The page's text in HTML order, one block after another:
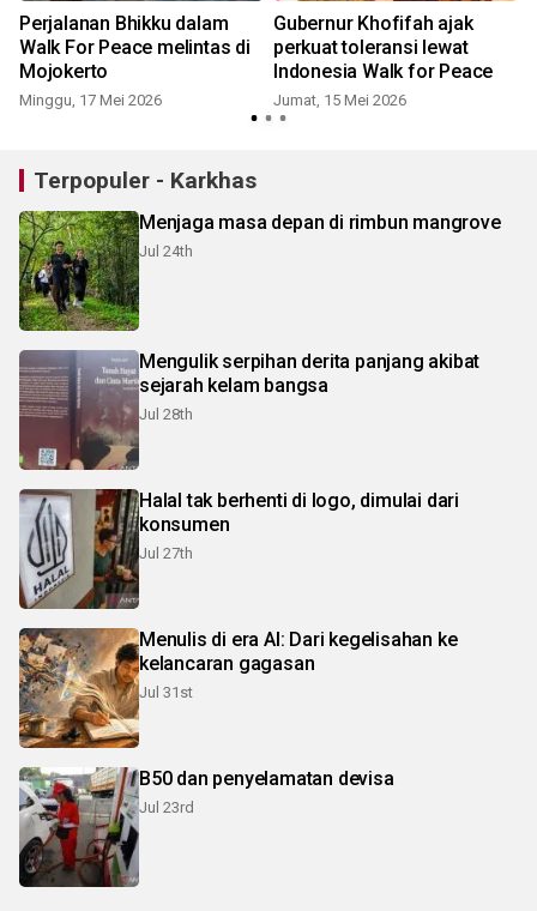
Perjalanan Bhikku dalam
Walk For Peace melintas di
Mojokerto
Minggu, 17 Mei 2026
Gubernur Khofifah ajak
perkuat toleransi lewat
Indonesia Walk for Peace
Jumat, 15 Mei 2026
Terpopuler - Karkhas
Menjaga masa depan di rimbun mangrove
Jul 24th
Mengulik serpihan derita panjang akibat
sejarah kelam bangsa
Jul 28th
Halal tak berhenti di logo, dimulai dari
konsumen
Jul 27th
Menulis di era AI: Dari kegelisahan ke
kelancaran gagasan
Jul 31st
B50 dan penyelamatan devisa
Jul 23rd